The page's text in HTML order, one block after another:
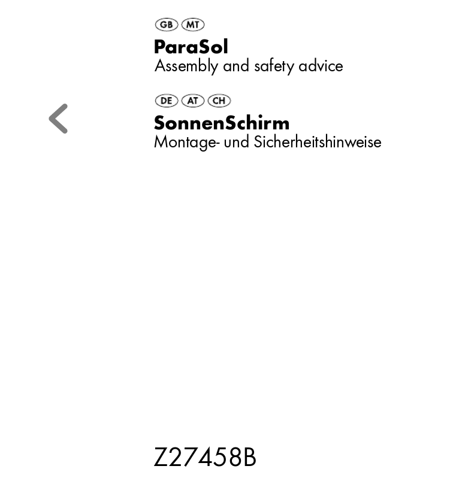
ParaSol
Assembly and safety advice
SonnenSchirm
Montage- und Sicherheitshinweise
Z27458B